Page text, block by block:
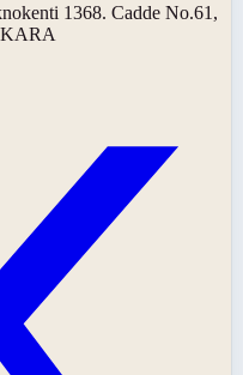
1368. Cadde No.61,